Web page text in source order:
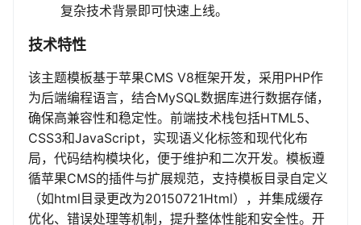
复杂技术背景即可快速上线。
技术特性
该主题模板基于苹果CMS V8框架开发，采用PHP作
为后端编程语言，结合MySQL数据库进行数据存储，
确保高兼容性和稳定性。前端技术栈包括HTML5、
CSS3和JavaScript，实现语义化标签和现代化布
局，代码结构模块化，便于维护和二次开发。模板遵
循苹果CMS的插件与扩展规范，支持模板目录自定义
（如html目录更改为20150721Html），并集成缓存
优化、错误处理等机制，提升整体性能和安全性。开